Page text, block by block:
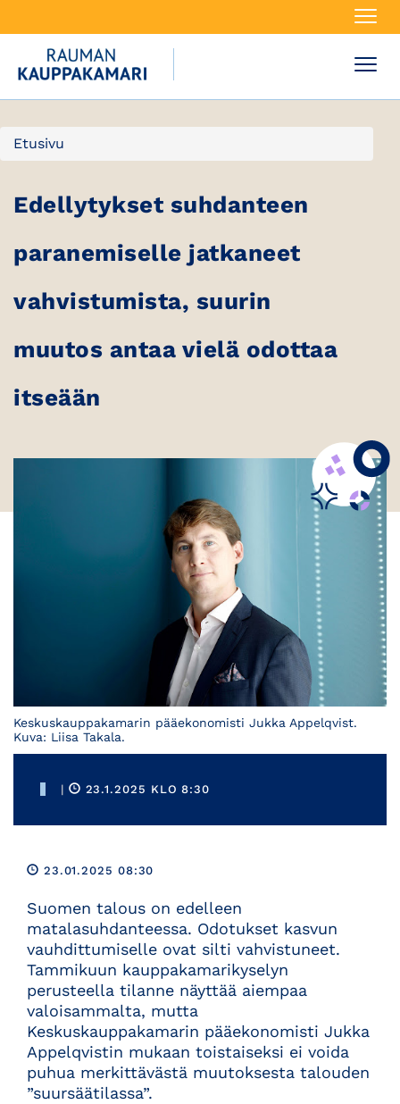
Etusivu
Edellytykset suhdanteen
paranemiselle jatkaneet
vahvistumista, suurin
muutos antaa vielä odottaa
itseään
Keskuskauppakamarin pääekonomisti Jukka Appelqvist.
Kuva: Liisa Takala.
| 23.1.2025 KLO 8:30
23.01.2025 08:30
Suomen talous on edelleen
matalasuhdanteessa. Odotukset kasvun
vauhdittumiselle ovat silti vahvistuneet.
Tammikuun kauppakamarikyselyn
perusteella tilanne näyttää aiempaa
valoisammalta, mutta
Keskuskauppakamarin pääekonomisti Jukka
Appelqvistin mukaan toistaiseksi ei voida
puhua merkittävästä muutoksesta talouden
”suursäätilassa”.